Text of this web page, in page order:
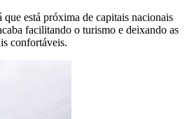
que está próxima de capitais nacionais
facilitando o turismo e deixando as
confortáveis.